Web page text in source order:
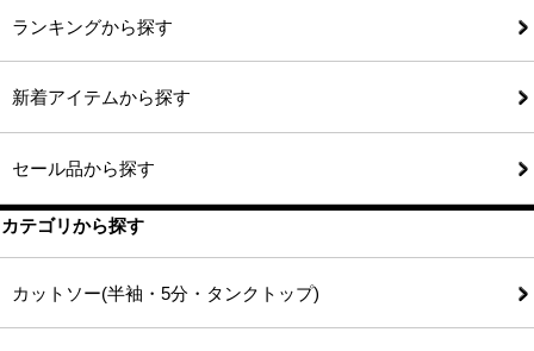
ランキングから探す
新着アイテムから探す
セール品から探す
カテゴリから探す
カットソー(半袖・5分・タンクトップ)